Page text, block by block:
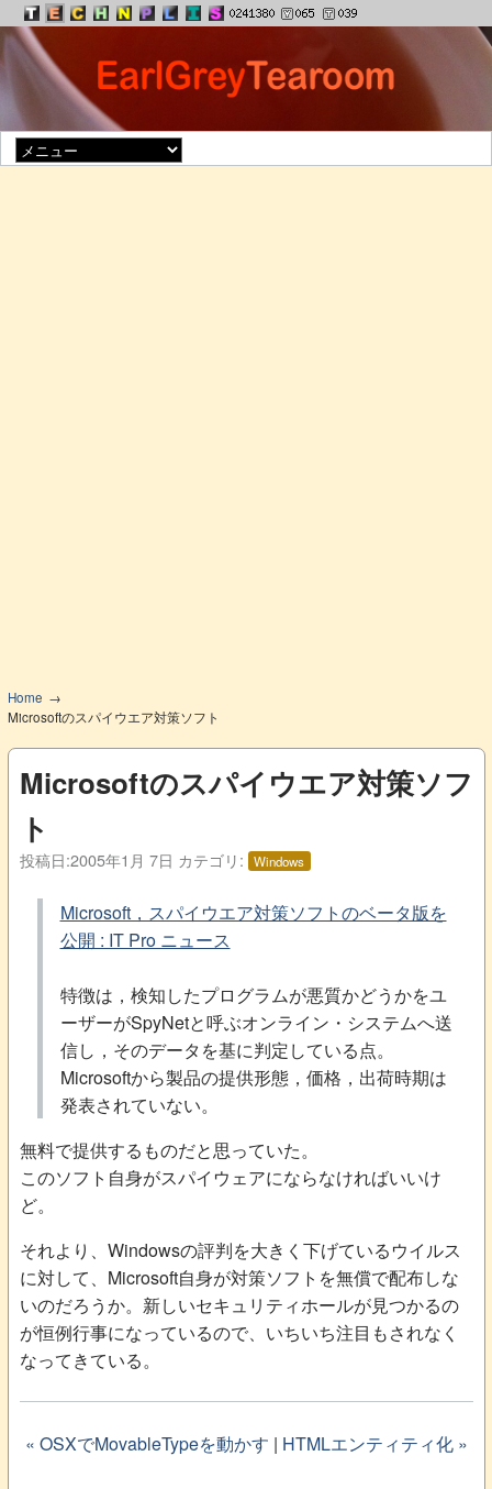
Home
Microsoftのスパイウエア対策ソフト
Microsoftのスパイウエア対策ソフ
ト
投稿日:2005年1月 7日 カテゴリ: Windows
Microsoft，スパイウエア対策ソフトのベータ版を
公開 : IT Pro ニュース
特徴は，検知したプログラムが悪質かどうかをユ
ーザーがSpyNetと呼ぶオンライン・システムへ送
信し，そのデータを基に判定している点。
Microsoftから製品の提供形態，価格，出荷時期は
発表されていない。
無料で提供するものだと思っていた。
このソフト自身がスパイウェアにならなければいいけ
ど。
それより、Windowsの評判を大きく下げているウイルス
に対して、Microsoft自身が対策ソフトを無償で配布しな
いのだろうか。新しいセキュリティホールが見つかるの
が恒例行事になっているので、いちいち注目もされなく
なってきている。
« OSXでMovableTypeを動かす | HTMLエンティティ化 »